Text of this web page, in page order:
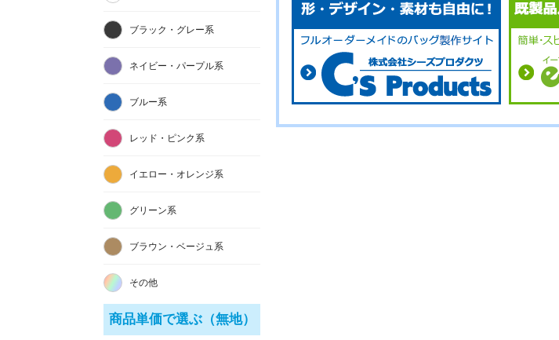
ブラック・グレー系
ネイビー・パープル系
ブルー系
レッド・ピンク系
イエロー・オレンジ系
グリーン系
ブラウン・ベージュ系
その他
商品単価で選ぶ（無地）